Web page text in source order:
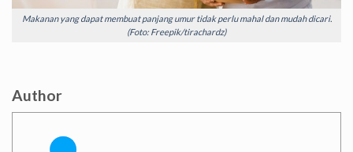
Makanan yang dapat membuat panjang umur tidak perlu mahal dan mudah dicari.
(Foto: Freepik/tirachardz)
Author